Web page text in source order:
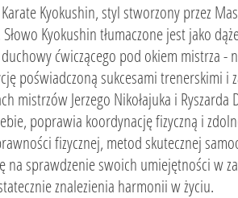
Kyokushin, styl stworzony przez
Kyokushin tłumaczone jest jako
ćwiczącego pod okiem mistrza -
poświadczoną sukcesami trenerskimi
mistrzów Jerzego Nikołajuka i
poprawia koordynację fizyczną i
fizycznej, metod skutecznej
na sprawdzenie swoich umiejętności w
znalezienia harmonii w życiu.